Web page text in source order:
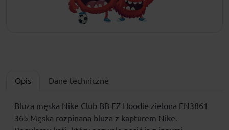
Opis Dane techniczne
Bluza męska Nike Club BB FZ Hoodie zielona FN3861
365 Męska rozpinana bluza z kapturem Nike.